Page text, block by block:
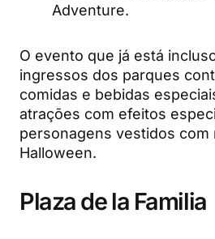
Adventure.
O evento que já está
ingressos dos parques
comidas e bebidas
atrações com efeitos
personagens vestidos com
Halloween.
Plaza de la Familia